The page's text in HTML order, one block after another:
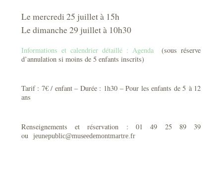
Le mercredi 25 juillet à 15h
Le dimanche 29 juillet à 10h30
Informations et calendrier détaillé : Agenda
(sous réserve
d’annulation si moins de 5 enfants inscrits)
Tarif : 7€ / enfant – Durée : 1h30 – Pour les enfants de 5 à 12
ans
Renseignements et réservation : 01 49 25 89 39
ou
jeunepublic@museedemontmartre.fr